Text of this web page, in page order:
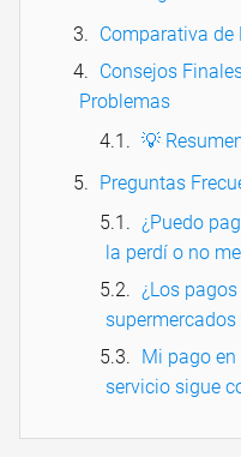
Comparativa de
Consejos
Problemas
💡
Preguntas
¿Puedo
la perdí o no
¿Los
Mi pago
servicio sigue